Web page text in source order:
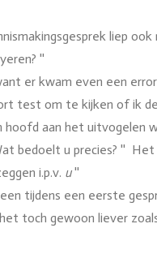
liep
''
er kwam even een
test om te kijken of ik
hoofd aan het uitvogelen
bedoelt u precies? ''
i.p.v. u''
tijdens een eerste
toch gewoon liever